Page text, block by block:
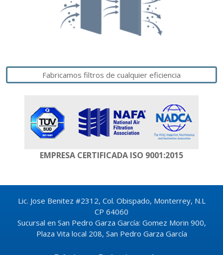
Fabricamos filtros de cualquier eficiencia
EMPRESA CERTIFICADA ISO 9001:2015
Lic. Jose Benitez #2312, Col. Obispado, Monterrey, N.L
CP 64060
Sucursal en San Pedro Garza García: Gomez Morin 900,
Plaza Vita local 208, San Pedro Garza García